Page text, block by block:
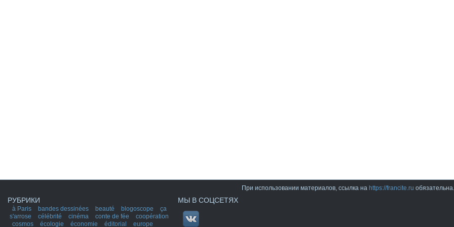
При использовании материалов, ссылка на https://francite.ru обязательна.
РУБРИКИ
à Paris bandes dessinées beauté blogoscope
ça
s'arrose
célébrité cinéma conte de fée
coopération
cosmos
écologie économie éditorial europe
МЫ В СОЦСЕТЯХ